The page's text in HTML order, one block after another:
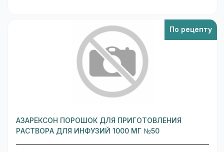
По рецепту
АЗАРЕКСОН ПОРОШОК ДЛЯ ПРИГОТОВЛЕНИЯ
РАСТВОРА ДЛЯ ИНФУЗИЙ 1000 МГ №50